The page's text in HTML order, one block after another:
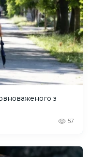
з
57